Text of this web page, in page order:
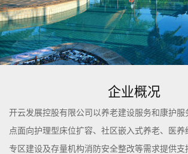
企业概况
开云发展控股有限公司以养老建设服务和康护服
点面向护理型床位扩容、社区嵌入式养老、医
专区建设及存量机构消防安全整改等需求提供支